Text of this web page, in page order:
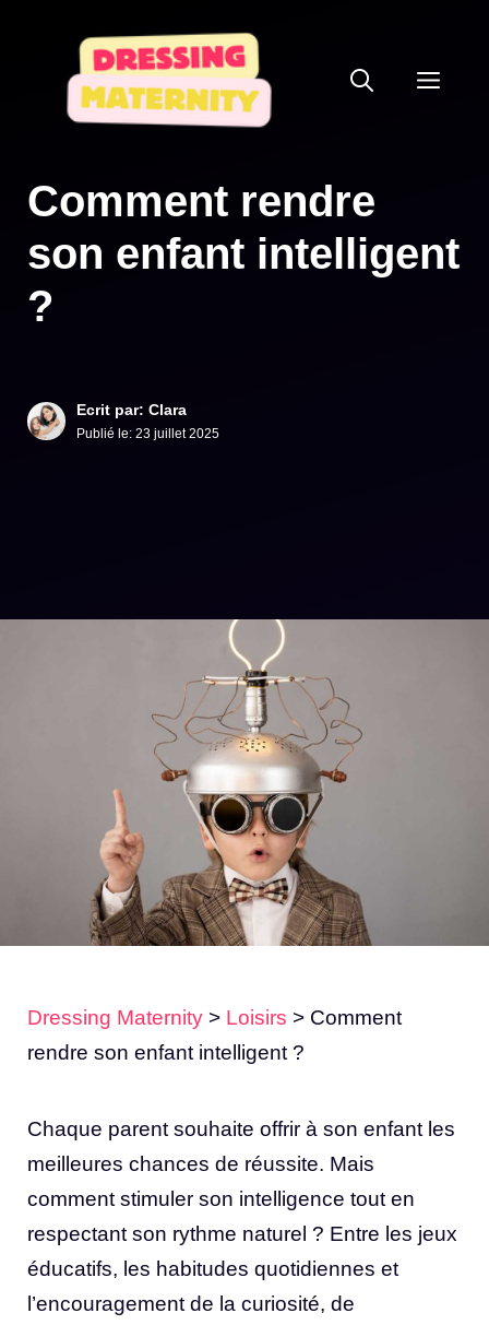
contenu
Comment rendre
son enfant intelligent
?
Ecrit par: Clara
Publié le: 23 juillet 2025
Dressing Maternity > Loisirs > Comment
rendre son enfant intelligent ?
Chaque parent souhaite offrir à son enfant les
meilleures chances de réussite. Mais
comment stimuler son intelligence tout en
respectant son rythme naturel ? Entre les jeux
éducatifs, les habitudes quotidiennes et
l’encouragement de la curiosité, de